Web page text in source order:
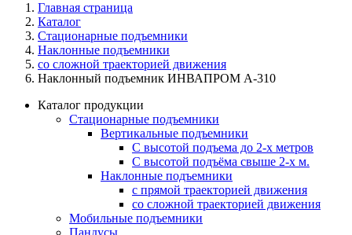
Главная страница
Каталог
Стационарные подъемники
Наклонные подъемники
со сложной траекторией движения
Наклонный подъемник ИНВАПРОМ А-310
Каталог продукции
Стационарные подъемники
Вертикальные подъемники
С высотой подъема до 2-х метров
С высотой подъёма свыше 2-х м.
Наклонные подъемники
с прямой траекторией движения
со сложной траекторией движения
Мобильные подъемники
Пандусы